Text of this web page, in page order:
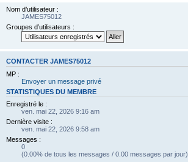
Nom d’utilisateur :
JAMES75012
Groupes d’utilisateurs :
CONTACTER JAMES75012
MP :
Envoyer un message privé
STATISTIQUES DU MEMBRE
Enregistré le :
ven. mai 22, 2026 9:16 am
Dernière visite :
ven. mai 22, 2026 9:58 am
Messages :
0
(0.00% de tous les messages / 0.00 messages par jour)